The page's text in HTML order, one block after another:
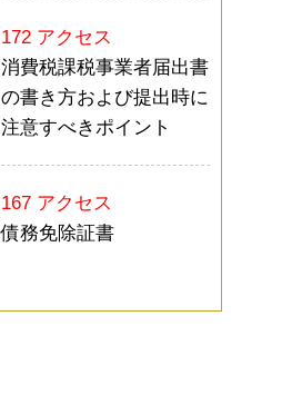
172 アクセス
消費税課税事業者届出書
の書き方および提出時に
注意すべきポイント
167 アクセス
債務免除証書